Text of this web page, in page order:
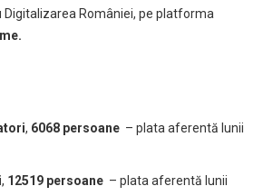
României, pe platforma
.
, 6068 persoane – plata aferentă lunii
, 12519 persoane – plata aferentă lunii